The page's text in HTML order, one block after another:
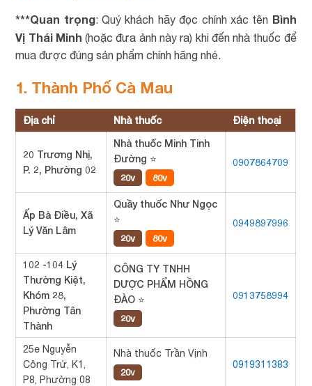
***Quan trọng: Quý khách hãy đọc chính xác tên Bình
Vị Thái Minh (hoặc đưa ảnh này ra) khi đến nhà thuốc để
mua được đúng sản phẩm chính hãng nhé.
1. Thành Phố Cà Mau
Địa chỉ Nhà thuốc Điện thoại
20 Trương Nhị,
P. 2, Phường 02
Nhà thuốc Minh Tinh
Đường ⭐
20v 80v
0907864709
Ấp Bà Điều, Xã
Lý Văn Lâm
Quầy thuốc Như Ngọc
⭐
20v 80v
0949897996
102 -104 Lý
Thường Kiệt,
Khóm 28,
Phường Tân
Thành
CÔNG TY TNHH
DƯỢC PHẨM HỒNG
ĐÀO ⭐
20v
0913758994
25e Nguyễn
Công Trứ, K1,
P8, Phường 08
Nhà thuốc Trần Vịnh
20v
0919311383